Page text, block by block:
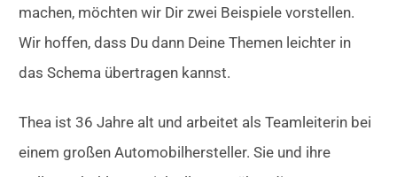
machen, möchten wir Dir zwei Beispiele vorstellen.
Wir hoffen, dass Du dann Deine Themen leichter in
das Schema übertragen kannst.
Thea ist 36 Jahre alt und arbeitet als Teamleiterin bei
einem großen Automobilhersteller. Sie und ihre